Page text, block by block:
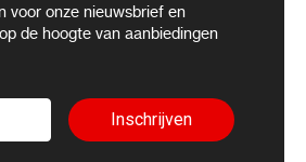
voor onze nieuwsbrief en
de hoogte van aanbiedingen
Inschrijven